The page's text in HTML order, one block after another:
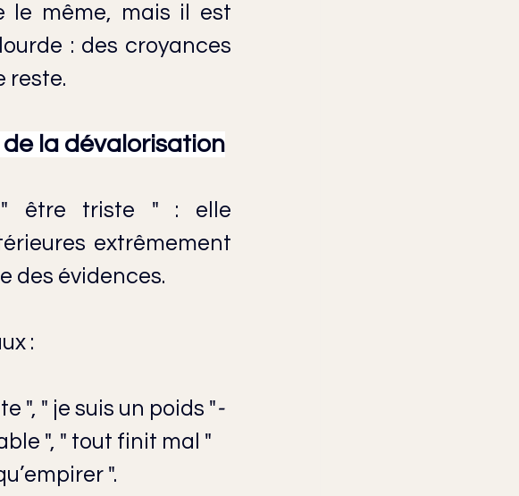
le même, mais il est
: des croyances
reste.
la dévalorisation
" être triste " : elle
extrêmement
des évidences.
:
", " je suis un poids "-
", " tout finit mal "
".